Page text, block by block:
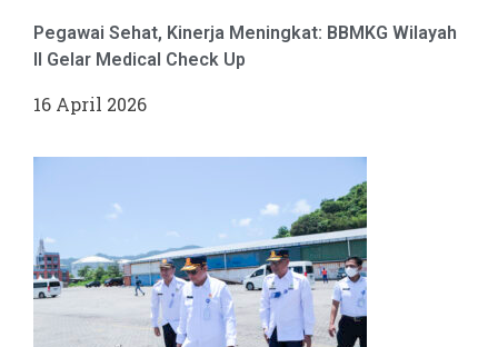
Pegawai Sehat, Kinerja Meningkat: BBMKG Wilayah
II Gelar Medical Check Up
16 April 2026